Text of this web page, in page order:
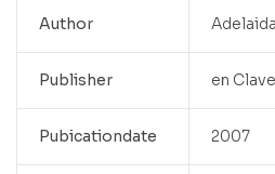
Author
Publisher en Clave
Pubicationdate 2007